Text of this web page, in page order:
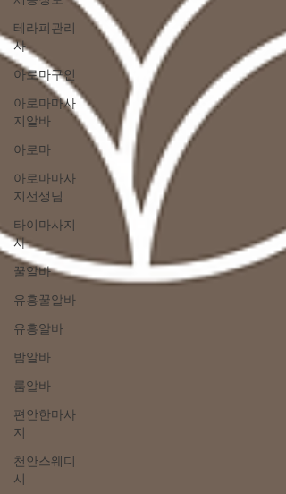
테라피관리
사
아로마구인
아로마마사
지알바
아로마
아로마마사
지선생님
타이마사지
사
꿀알바
유흥꿀알바
유흥알바
밤알바
룸알바
편안한마사
지
천안스웨디
시